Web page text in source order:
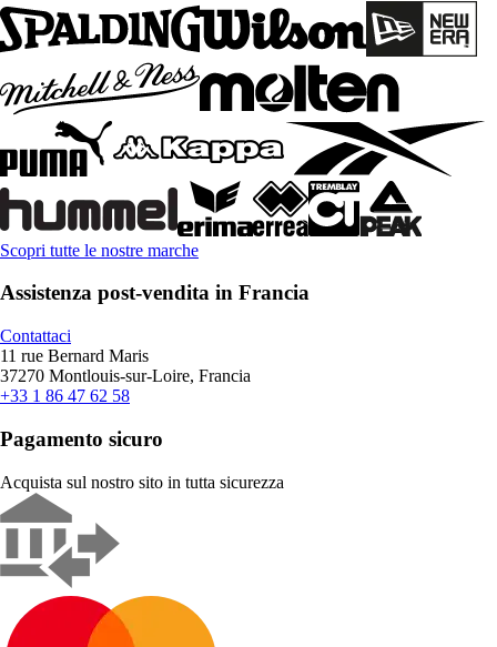
Scopri tutte le nostre marche
Assistenza post-vendita in Francia
Contattaci
11 rue Bernard Maris
37270 Montlouis-sur-Loire, Francia
+33 1 86 47 62 58
Pagamento sicuro
Acquista sul nostro sito in tutta sicurezza